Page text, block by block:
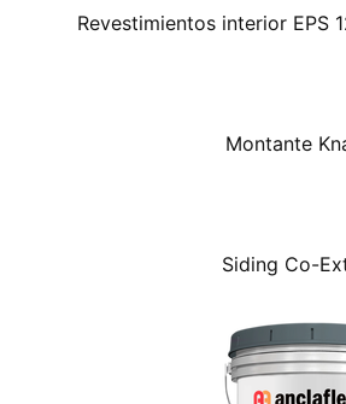
Revestimientos interior EPS
Montante
Siding Co-